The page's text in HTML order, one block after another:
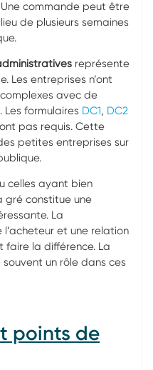
commande peut être
de plusieurs semaines
représente
Les entreprises n’ont
avec de
formulaires DC1, DC2
pas requis. Cette
petites entreprises sur
celles ayant bien
gré constitue une
La
et une relation
la différence. La
un rôle dans ces
points de